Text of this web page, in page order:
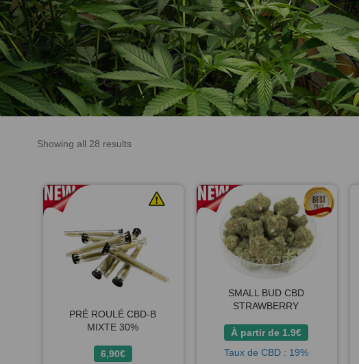
Showing all 28 results
PRÉ ROULÉ CBD-B
MIXTE 30%
6,90€
SMALL BUD CBD
STRAWBERRY
À partir de 1.9€
Taux de CBD : 19%